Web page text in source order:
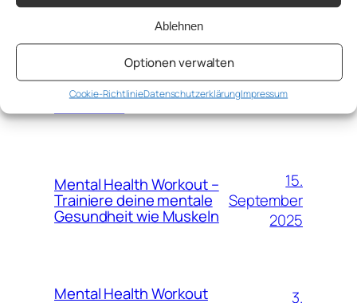
Ablehnen
Optionen verwalten
Cookie-RichtlinieDatenschutzerklärungImpressum
Psychologie,
Personalentwicklung,
psychologische Beratung –
Hilfreiche Gedanken, Ideen,
Links, Bücher und Modelle des
Jahres 2025 von Anton
6.
2026
Mental Health Workout –
Trainiere deine mentale
Gesundheit wie Muskeln
15.
September
2025
Mental Health Workout
3.